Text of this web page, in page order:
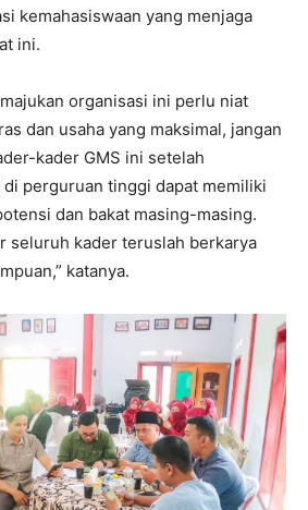
kemahasiswaan yang menjaga
ini.
organisasi ini perlu niat
dan usaha yang maksimal, jangan
kader GMS ini setelah
perguruan tinggi dapat memiliki
dan bakat masing-masing.
seluruh kader teruslah berkarya
katanya.